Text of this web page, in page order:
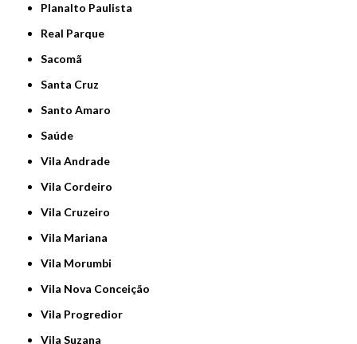
Planalto Paulista
Real Parque
Sacomã
Santa Cruz
Santo Amaro
Saúde
Vila Andrade
Vila Cordeiro
Vila Cruzeiro
Vila Mariana
Vila Morumbi
Vila Nova Conceição
Vila Progredior
Vila Suzana